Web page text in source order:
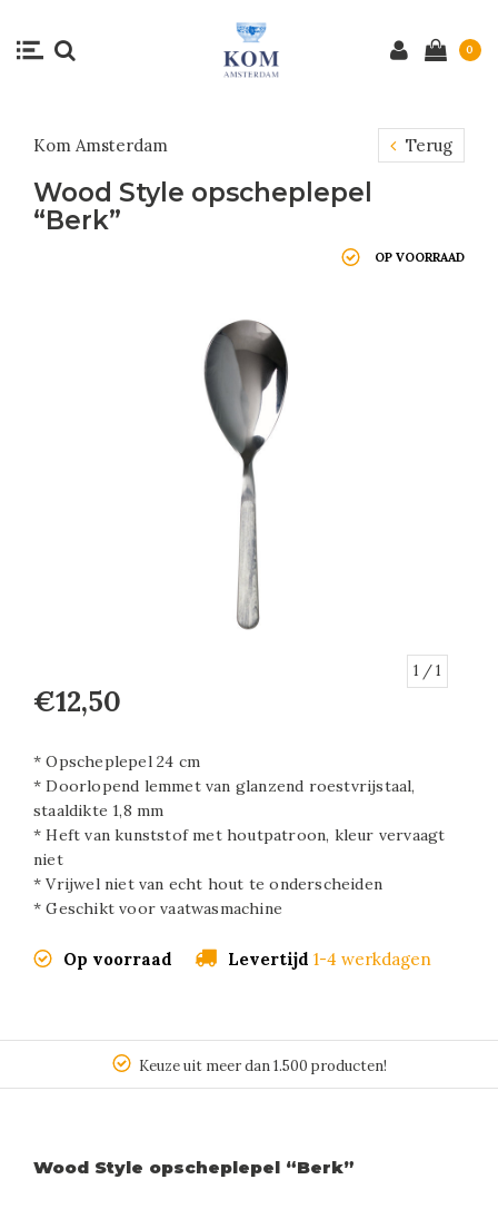
0
Kom Amsterdam Terug
Wood Style opscheplepel
“Berk”
OP VOORRAAD
1 / 1
€12,50
* Opscheplepel 24 cm
* Doorlopend lemmet van glanzend roestvrijstaal,
staaldikte 1,8 mm
* Heft van kunststof met houtpatroon, kleur vervaagt
niet
* Vrijwel niet van echt hout te onderscheiden
* Geschikt voor vaatwasmachine
Op voorraad Levertijd 1-4 werkdagen
Keuze uit meer dan 1.500 producten!
Wood Style opscheplepel “Berk”